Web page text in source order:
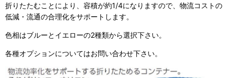
折りたたむことにより、容積が約1/4になりますので、物流コストの
低減・流通の合理化をサポートします。
色相はブルーとイエローの2種類から選択下さい。
各種オプションについてはお問い合わせ下さい。